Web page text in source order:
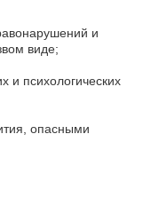
и
виде;
и психологических
опасными